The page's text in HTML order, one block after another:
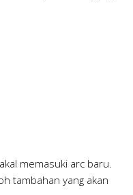
memasuki arc baru.
tambahan yang akan